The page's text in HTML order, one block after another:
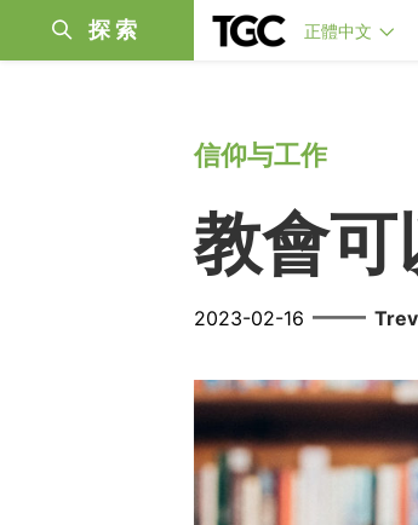
探索 正體中文
信仰与工作
教會可
2023-02-16 ——